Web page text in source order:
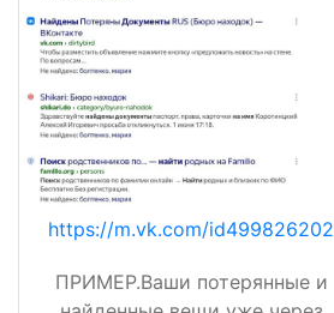
https://m.vk.com/id499826202
ПРИМЕР.Ваши потерянные и